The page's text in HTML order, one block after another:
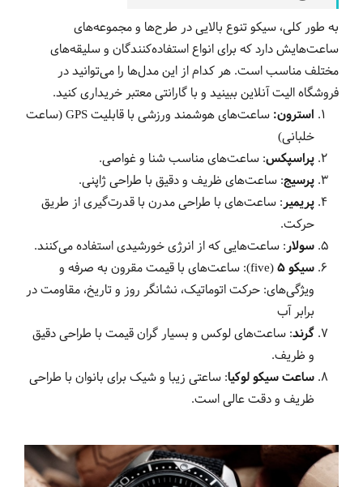
به طور کلی، سیکو تنوع بالایی در طرح‌ها و مجموعه‌های
ساعت‌هایش دارد که برای انواع استفاده‌کنندگان و سلیقه‌های
مختلف مناسب است. هر کدام از این مدل‌ها را می‌توانید در
فروشگاه الیت آنلاین ببینید و با گارانتی معتبر خریداری کنید.
استرون:
ساعت‌های هوشمند ورزشی با قابلیت GPS (ساعت
خلبانی)
پراسپکس: ساعت‌های مناسب شنا و غواصی.
پرسیج: ساعت‌های ظریف و دقیق با طراحی ژاپنی.
پریمیر: ساعت‌های با طراحی مدرن با قدرت‌گیری از طریق
حرکت.
سولار: ساعت‌هایی که از انرژی خورشیدی استفاده می‌کنند.
سیکو 5 (five)
: ساعت‌های با قیمت مقرون به صرفه و
ویژگی‌های: حرکت اتوماتیک، نشانگر روز و تاریخ، مقاومت در
برابر آب
گرند: ساعت‌های لوکس و بسیار گران قیمت با طراحی دقیق
و ظریف.
ساعت سیکو لوکیا: ساعتی زیبا و شیک برای بانوان با طراحی
ظریف و دقت عالی است.